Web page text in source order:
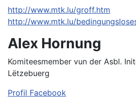
http://www.mtk.lu/groff.htm
http://www.mtk.lu/
Alex Hornung
Komiteesmember vun der Asbl.
Lëtzebuerg
Profil Facebook